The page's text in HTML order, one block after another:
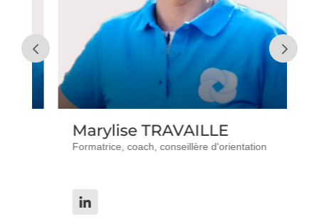
Marylise TRAVAILLE
Formatrice, coach, conseillère d'orientation